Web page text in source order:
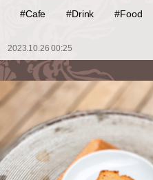
#Cafe
#Drink #Food
2023.10.26 00:25